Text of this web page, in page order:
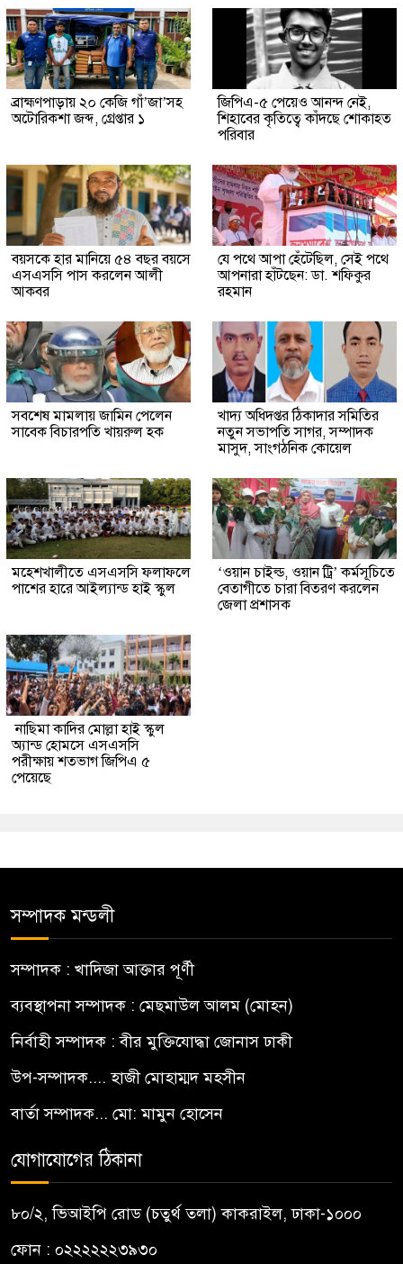
ব্রাহ্মণপাড়ায় ২০ কেজি গাঁ’জা’সহ
অটোরিকশা জব্দ, গ্রেপ্তার ১
জিপিএ-৫ পেয়েও আনন্দ নেই,
শিহাবের কৃতিত্বে কাঁদছে শোকাহত
পরিবার
বয়সকে হার মানিয়ে ৫৪ বছর বয়সে
এসএসসি পাস করলেন আলী
আকবর
যে পথে আপা হেঁটেছিল, সেই পথে
আপনারা হাঁটছেন: ডা. শফিকুর
রহমান
সবশেষ মামলায় জামিন পেলেন
সাবেক বিচারপতি খায়রুল হক
খাদ্য অধিদপ্তর ঠিকাদার সমিতির
নতুন সভাপতি সাগর, সম্পাদক
মাসুদ, সাংগঠনিক কোয়েল
মহেশখালীতে এসএসসি ফলাফলে
পাশের হারে আইল্যান্ড হাই স্কুল
‘ওয়ান চাইল্ড, ওয়ান ট্রি’ কর্মসূচিতে
বেতাগীতে চারা বিতরণ করলেন
জেলা প্রশাসক
নাছিমা কাদির মোল্লা হাই স্কুল
অ্যান্ড হোমসে এসএসসি
পরীক্ষায় শতভাগ জিপিএ ৫
পেয়েছে
সম্পাদক মন্ডলী
সম্পাদক : খাদিজা আক্তার পূর্ণী
ব্যবস্থাপনা সম্পাদক : মেছমাউল আলম (মোহন)
নির্বাহী সম্পাদক : বীর মুক্তিযোদ্ধা জোনাস ঢাকী
উপ-সম্পাদক.... হাজী মোহাম্মদ মহসীন
বার্তা সম্পাদক... মো: মামুন হোসেন
যোগাযোগের ঠিকানা
৮০/২, ভিআইপি রোড (চতুর্থ তলা) কাকরাইল, ঢাকা-১০০০
ফোন : ০২২২২২২৩৯৩০